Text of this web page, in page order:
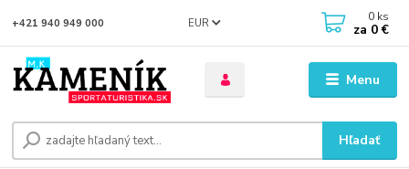
Menu
EUR
Hľadať
+421 940 949 000 0 ks
za 0 €